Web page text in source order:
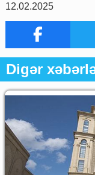
12.02.2025
Digər